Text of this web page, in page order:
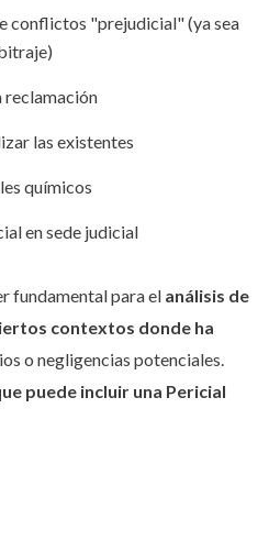
conflictos "prejudicial" (ya sea
reclamación
las existentes
químicos
en sede judicial
fundamental para el análisis de
contextos donde ha
o negligencias potenciales.
puede incluir una Pericial